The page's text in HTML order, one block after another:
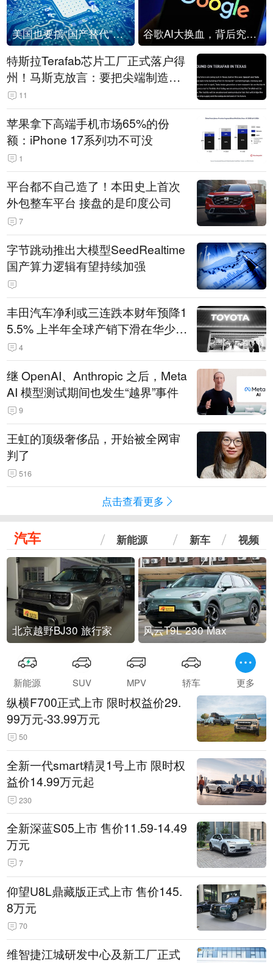
美国也要搞“国产替代”？先算清三笔账 谷歌AI大换血，背后究竟发生了什么？
特斯拉Terafab芯片工厂正式落户得
州！马斯克放言：要把尖端制造带
回美国
11
苹果拿下高端手机市场65%的份
额：iPhone 17系列功不可没
1
平台都不自己造了！本田史上首次
外包整车平台 接盘的是印度公司
7
字节跳动推出大模型SeedRealtime
国产算力逻辑有望持续加强
丰田汽车净利或三连跌本财年预降1
5.5% 上半年全球产销下滑在华少卖
14.3万辆
4
继 OpenAI、Anthropic 之后，Meta
AI 模型测试期间也发生“越界”事件
9
王虹的顶级奢侈品，开始被全网审
判了
516
点击查看更多
汽车 新能源 新车 视频
北京越野BJ30 旅行家 风云T9L 230 Max
新能源 SUV MPV 轿车 更多
纵横F700正式上市 限时权益价29.
99万元-33.99万元
50
全新一代smart精灵1号上市 限时权
益价14.99万元起
230
全新深蓝S05上市 售价11.59-14.49
万元
7
仰望U8L鼎藏版正式上市 售价145.
8万元
70
维智捷江城研发中心及新工厂正式